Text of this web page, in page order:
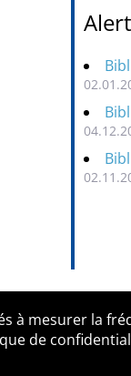
Contact
à mesurer la
de